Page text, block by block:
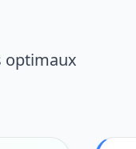
optimaux